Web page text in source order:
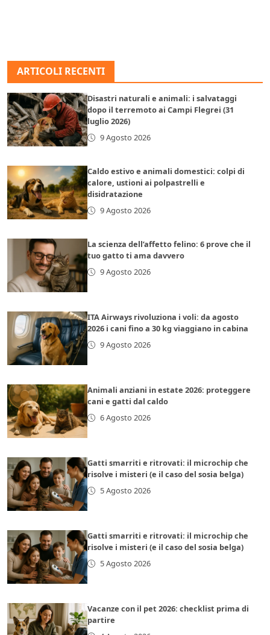
ARTICOLI RECENTI
Disastri naturali e animali: i salvataggi
dopo il terremoto ai Campi Flegrei (31
luglio 2026)
9 Agosto 2026
Caldo estivo e animali domestici: colpi di
calore, ustioni ai polpastrelli e
disidratazione
9 Agosto 2026
La scienza dell’affetto felino: 6 prove che il
tuo gatto ti ama davvero
9 Agosto 2026
ITA Airways rivoluziona i voli: da agosto
2026 i cani fino a 30 kg viaggiano in cabina
9 Agosto 2026
Animali anziani in estate 2026: proteggere
cani e gatti dal caldo
6 Agosto 2026
Gatti smarriti e ritrovati: il microchip che
risolve i misteri (e il caso del sosia belga)
5 Agosto 2026
Gatti smarriti e ritrovati: il microchip che
risolve i misteri (e il caso del sosia belga)
5 Agosto 2026
Vacanze con il pet 2026: checklist prima di
partire